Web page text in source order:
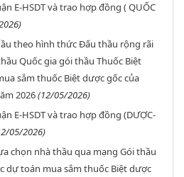
E-HSDT và trao hợp đồng ( QUỐC
theo hình thức Đấu thầu rộng rãi
Quốc gia gói thầu Thuốc Biệt
sắm thuốc Biệt dược gốc của
2026(12/05/2026)
E-HSDT và trao hợp đồng (DƯỢC-
05/2026)
chọn nhà thầu qua mạng Gói thầu
dự toán mua sắm thuốc Biệt dược